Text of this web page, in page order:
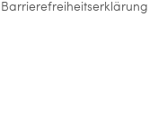
Barrierefreiheitserklärung